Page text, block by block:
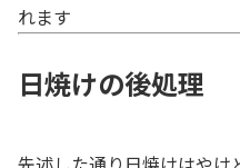
れます
日焼けの後処理